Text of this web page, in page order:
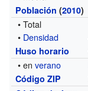
Población (2010)
• Total
• Densidad
Huso horario
• enverano
Código ZIP